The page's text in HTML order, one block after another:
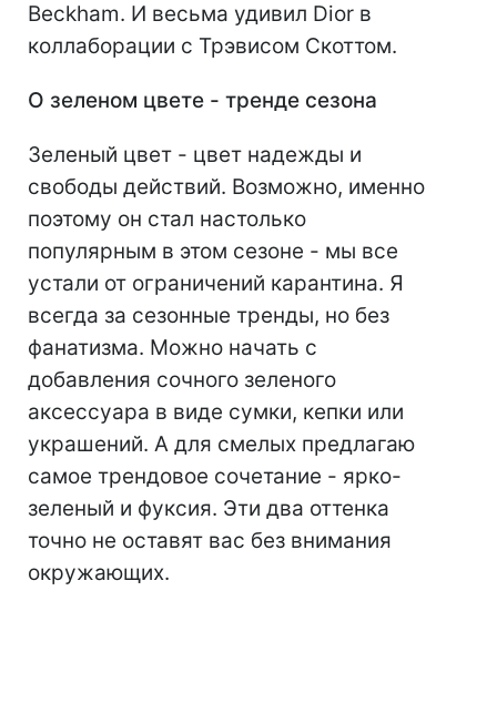
Beckham. И весьма удивил Dior в
коллаборации с Трэвисом Скоттом.
О зеленом цвете - тренде сезона
Зеленый цвет - цвет надежды и
свободы действий. Возможно, именно
поэтому он стал настолько
популярным в этом сезоне - мы все
устали от ограничений карантина. Я
всегда за сезонные тренды, но без
фанатизма. Можно начать с
добавления сочного зеленого
аксессуара в виде сумки, кепки или
украшений. А для смелых предлагаю
самое трендовое сочетание - ярко-
зеленый и фуксия. Эти два оттенка
точно не оставят вас без внимания
окружающих.